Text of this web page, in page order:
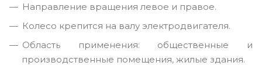
Направление вращения левое и правое.
Колесо крепится на валу электродвигателя.
Область применения: общественные и
производственные помещения, жилые здания.